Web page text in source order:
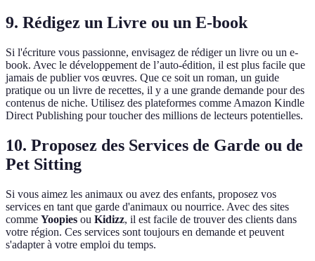
9. Rédigez un Livre ou un E-book
Si l'écriture vous passionne, envisagez de rédiger un livre ou un e-
book. Avec le développement de l’auto-édition, il est plus facile que
jamais de publier vos œuvres. Que ce soit un roman, un guide
pratique ou un livre de recettes, il y a une grande demande pour des
contenus de niche. Utilisez des plateformes comme Amazon Kindle
Direct Publishing pour toucher des millions de lecteurs potentielles.
10. Proposez des Services de Garde ou de
Pet Sitting
Si vous aimez les animaux ou avez des enfants, proposez vos
services en tant que garde d'animaux ou nourrice. Avec des sites
comme Yoopies ou Kidizz, il est facile de trouver des clients dans
votre région. Ces services sont toujours en demande et peuvent
s'adapter à votre emploi du temps.